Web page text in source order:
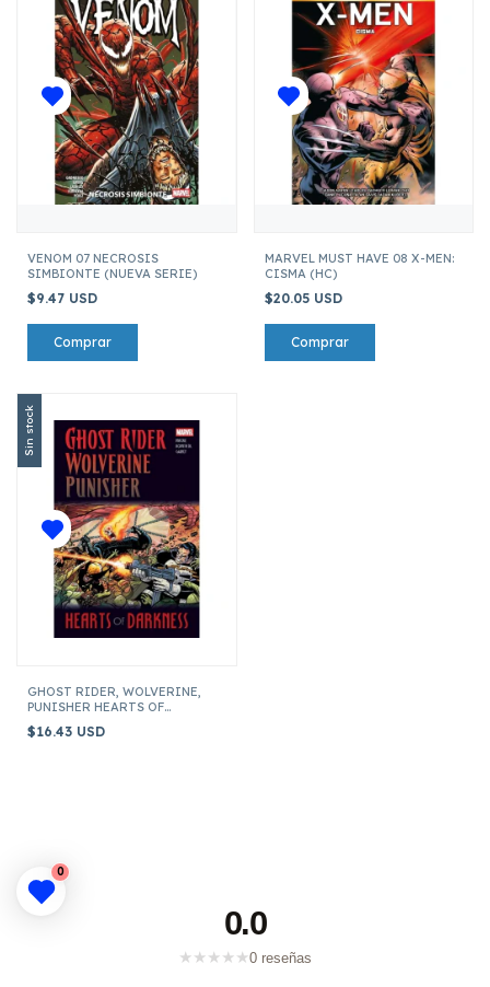
VENOM 07 NECROSIS
SIMBIONTE (NUEVA SERIE)
$9.47 USD
MARVEL MUST HAVE 08 X-MEN:
CISMA (HC)
$20.05 USD
Sin stock
GHOST RIDER, WOLVERINE,
PUNISHER HEARTS OF
$16.43 USD
0.0
★ ★ ★ ★ ★0 reseñas
0